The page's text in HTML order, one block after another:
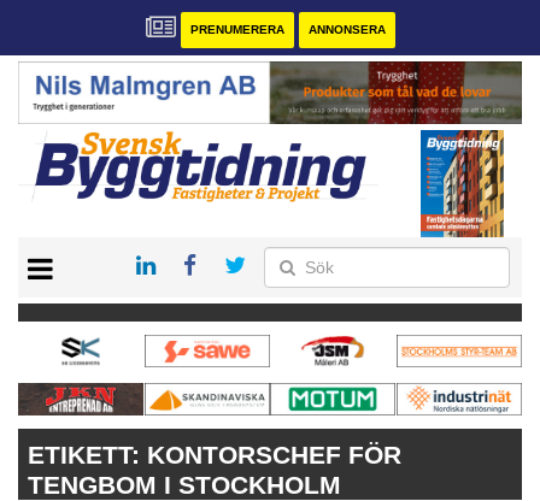
PRENUMERERA ANNONSERA
PRENUMERERA
VÅRA ANDRA MAGASIN
ANNONSERA
KONTAKT
ETIKETT: KONTORSCHEF FÖR
TENGBOM I STOCKHOLM